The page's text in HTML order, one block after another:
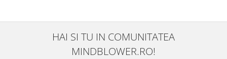
HAI SI TU IN COMUNITATEA
MINDBLOWER.RO!